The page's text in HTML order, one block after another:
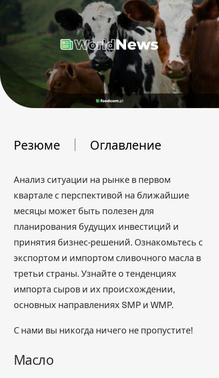
Резюме Оглавление
Анализ ситуации на рынке в первом
квартале с перспективой на ближайшие
месяцы может быть полезен для
планирования будущих инвестиций и
принятия бизнес-решений. Ознакомьтесь с
экспортом и импортом сливочного масла в
третьи страны. Узнайте о тенденциях
импорта сыров и их происхождении,
основных направлениях SMP и WMP.
С нами вы никогда ничего не пропустите!
Масло